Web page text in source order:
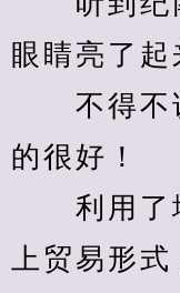
眼睛亮了起
不得不说
的很好！
利用了地
上贸易形